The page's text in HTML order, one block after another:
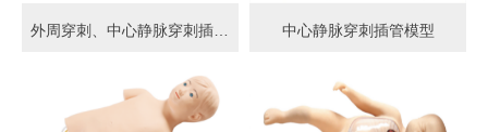
外周穿刺、中心静脉穿刺插管模型 中心静脉穿刺插管模型